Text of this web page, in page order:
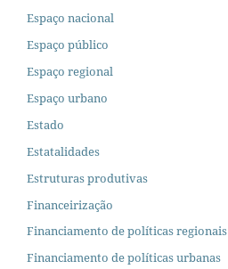
Espaço nacional
Espaço público
Espaço regional
Espaço urbano
Estado
Estatalidades
Estruturas produtivas
Financeirização
Financiamento de políticas regionais
Financiamento de políticas urbanas